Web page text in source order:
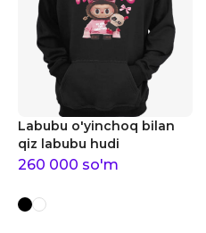
Labubu o'yinchoq bilan
qiz labubu hudi
260 000 so'm